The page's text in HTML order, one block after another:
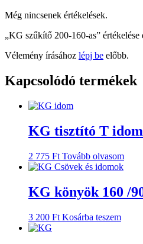
Még nincsenek értékelések.
„KG szűkítő 200-160-as” értékelése
Vélemény írásához lépj be előbb.
Kapcsolódó termékek
KG tisztító T idom
2 775 Ft Tovább olvasom
KG könyök 160 /
3 200 Ft Kosárba teszem